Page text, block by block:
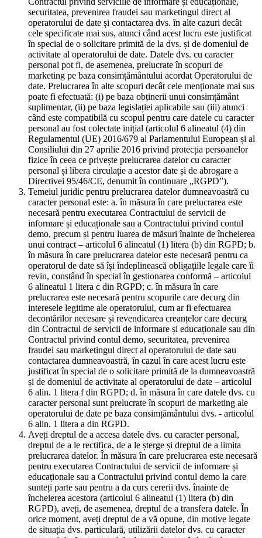
securitatea, prevenirea fraudei sau marketingul direct al
operatorului de date și contactarea dvs. în alte cazuri decât
cele specificate mai sus, atunci când acest lucru este justificat
în special de o solicitare primită de la dvs. și de domeniul de
activitate al operatorului de date. Datele dvs. cu caracter
personal pot fi, de asemenea, prelucrate în scopuri de
marketing pe baza consimțământului acordat Operatorului de
date. Prelucrarea în alte scopuri decât cele menționate mai sus
poate fi efectuată: (i) pe baza obținerii unui consimțământ
suplimentar, (ii) pe baza legislației aplicabile sau (iii) atunci
când este compatibilă cu scopul pentru care datele cu caracter
personal au fost colectate inițial (articolul 6 alineatul (4) din
Regulamentul (UE) 2016/679 al Parlamentului European și al
Consiliului din 27 aprilie 2016 privind protecția persoanelor
fizice în ceea ce privește prelucrarea datelor cu caracter
personal și libera circulație a acestor date și de abrogare a
Directivei 95/46/CE, denumit în continuare „RGPD”).
Temeiul juridic pentru prelucrarea datelor dumneavoastră cu
caracter personal este: a. în măsura în care prelucrarea este
necesară pentru executarea Contractului de servicii de
informare și educaționale sau a Contractului privind contul
demo, precum și pentru luarea de măsuri înainte de încheierea
unui contract – articolul 6 alineatul (1) litera (b) din RGPD; b.
în măsura în care prelucrarea datelor este necesară pentru ca
operatorul de date să își îndeplinească obligațiile legale care îi
revin, constând în special în gestionarea conformă – articolul
6 alineatul 1 litera c din RGPD; c. în măsura în care
prelucrarea este necesară pentru scopurile care decurg din
interesele legitime ale operatorului, cum ar fi efectuarea
decontărilor necesare și revendicarea creanțelor care decurg
din Contractul de servicii de informare și educaționale sau din
Contractul privind contul demo, securitatea, prevenirea
fraudei sau marketingul direct al operatorului de date sau
contactarea dumneavoastră, în cazul în care acest lucru este
justificat în special de o solicitare primită de la dumneavoastră
și de domeniul de activitate al operatorului de date – articolul
6 alin. 1 litera f din RGPD; d. în măsura în care datele dvs. cu
caracter personal sunt prelucrate în scopuri de marketing ale
operatorului de date pe baza consimțământului dvs. - articolul
6 alin. 1 litera a din RGPD.
Aveți dreptul de a accesa datele dvs. cu caracter personal,
dreptul de a le rectifica, de a le șterge și dreptul de a limita
prelucrarea datelor. În măsura în care prelucrarea este necesară
pentru executarea Contractului de servicii de informare și
educaționale sau a Contractului privind contul demo la care
sunteți parte sau pentru a da curs cererii dvs. înainte de
încheierea acestora (articolul 6 alineatul (1) litera (b) din
RGPD), aveți, de asemenea, dreptul de a transfera datele. În
orice moment, aveți dreptul de a vă opune, din motive legate
de situația dvs. particulară, utilizării datelor dvs. cu caracter